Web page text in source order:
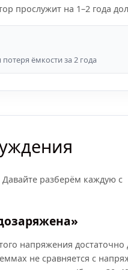
прослужит на 1–2 года
потеря ёмкости за 2 года
разберём каждую с
напряжения достаточно
не сравняется с